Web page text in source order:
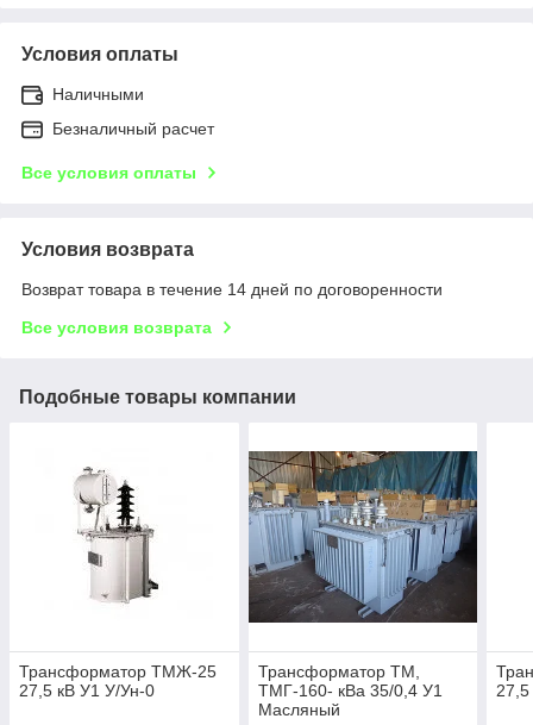
Условия оплаты
Наличными
Безналичный расчет
Все условия оплаты
Условия возврата
Возврат товара в течение 14 дней по договоренности
Все условия возврата
Подобные товары компании
Трансформатор ТМЖ-25
27,5 кВ У1 У/Ун-0
Трансформатор ТМ,
ТМГ-160- кВа 35/0,4 У1
Масляный